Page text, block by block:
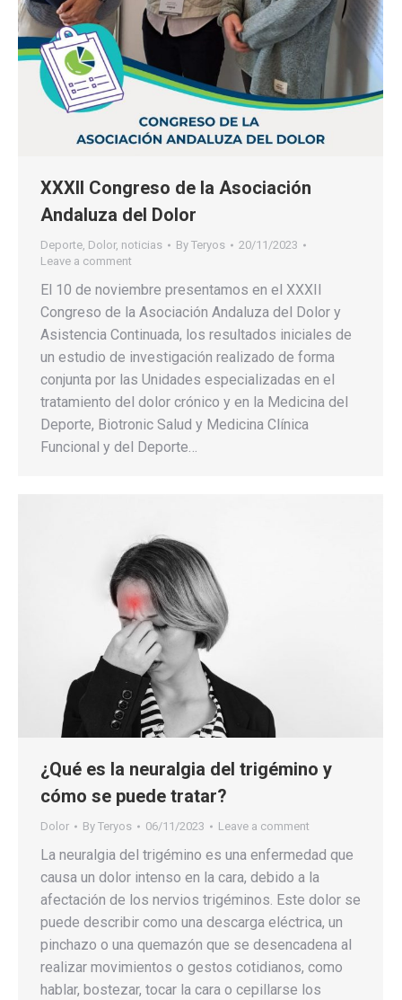
XXXII Congreso de la Asociación
Andaluza del Dolor
Deporte, Dolor, noticias By Teryos
20/11/2023
Leave a comment
El 10 de noviembre presentamos en el XXXII
Congreso de la Asociación Andaluza del Dolor y
Asistencia Continuada, los resultados iniciales de
un estudio de investigación realizado de forma
conjunta por las Unidades especializadas en el
tratamiento del dolor crónico y en la Medicina del
Deporte, Biotronic Salud y Medicina Clínica
Funcional y del Deporte…
¿Qué es la neuralgia del trigémino y
cómo se puede tratar?
Dolor By Teryos 06/11/2023 Leave a comment
La neuralgia del trigémino es una enfermedad que
causa un dolor intenso en la cara, debido a la
afectación de los nervios trigéminos. Este dolor se
puede describir como una descarga eléctrica, un
pinchazo o una quemazón que se desencadena al
realizar movimientos o gestos cotidianos, como
hablar, bostezar, tocar la cara o cepillarse los